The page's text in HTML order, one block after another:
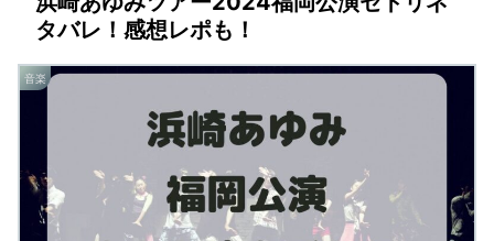
タバレ！感想レポも！
音楽